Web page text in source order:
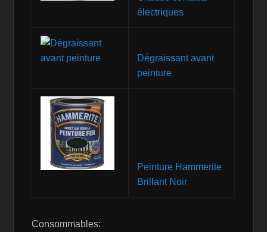
électriques
Dégraissant avant
peinture
Peinture Hammerite
Brillant Noir
Consommables: